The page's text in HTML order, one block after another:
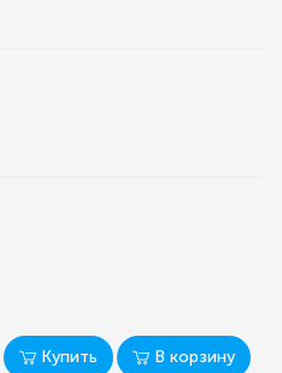
Купить В корзину